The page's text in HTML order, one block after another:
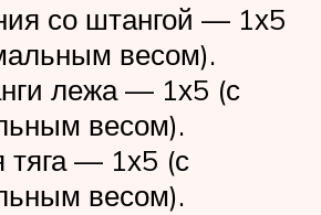
со штангой — 1х5
весом).
лежа — 1х5 (с
весом).
тяга — 1х5 (с
весом).